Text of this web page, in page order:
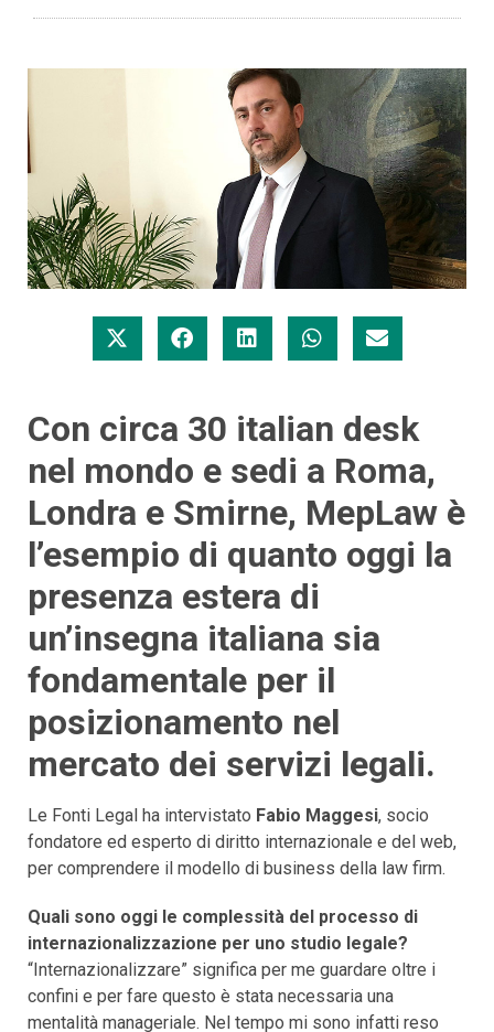
Con circa 30 italian desk
nel mondo e sedi a Roma,
Londra e Smirne, MepLaw è
l’esempio di quanto oggi la
presenza estera di
un’insegna italiana sia
fondamentale per il
posizionamento nel
mercato dei servizi legali.
Le Fonti Legal ha intervistato Fabio Maggesi, socio
fondatore ed esperto di diritto internazionale e del web,
per comprendere il modello di business della law firm.
Quali sono oggi le complessità del processo di
internazionalizzazione per uno studio legale?
“Internazionalizzare” significa per me guardare oltre i
confini e per fare questo è stata necessaria una
mentalità manageriale. Nel tempo mi sono infatti reso